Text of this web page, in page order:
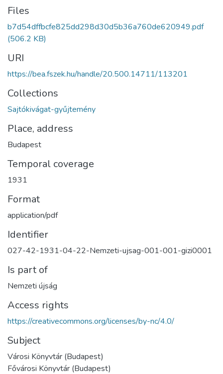
Files
b7d54dffbcfe825dd298d30d5b36a760de620949.pdf
(506.2 KB)
URI
https://bea.fszek.hu/handle/20.500.14711/113201
Collections
Sajtókivágat-gyűjtemény
Place, address
Budapest
Temporal coverage
1931
Format
application/pdf
Identifier
027-42-1931-04-22-Nemzeti-ujsag-001-001-gizi0001
Is part of
Nemzeti újság
Access rights
https://creativecommons.org/licenses/by-nc/4.0/
Subject
Városi Könyvtár (Budapest)
Fővárosi Könyvtár (Budapest)